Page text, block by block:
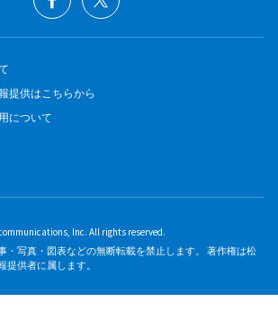
提供はこちらから
について
Inc. All rights reserved.
・写真・図表などの無断転載を禁止します。 著作権は松
供者に属します。